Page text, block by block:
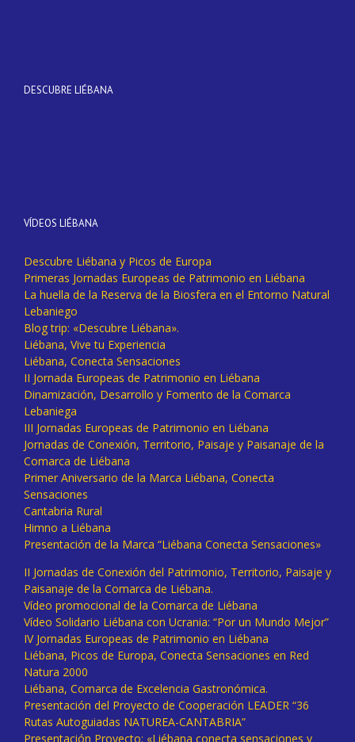
DESCUBRE LIÉBANA
VÍDEOS LIÉBANA
Descubre Liébana y Picos de Europa
Primeras Jornadas Europeas de Patrimonio en Liébana
La huella de la Reserva de la Biosfera en el Entorno Natural
Lebaniego
Blog trip: «Descubre Liébana».
Liébana, Vive tu Experiencia
Liébana, Conecta Sensaciones
II Jornada Europeas de Patrimonio en Liébana
Dinamización, Desarrollo y Fomento de la Comarca
Lebaniega
III Jornadas Europeas de Patrimonio en Liébana
Jornadas de Conexión, Territorio, Paisaje y Paisanaje de la
Comarca de Liébana
Primer Aniversario de la Marca Liébana, Conecta
Sensaciones
Cantabria Rural
Himno a Liébana
Presentación de la Marca “Liébana Conecta Sensaciones»
II Jornadas de Conexión del Patrimonio, Territorio, Paisaje y
Paisanaje de la Comarca de Liébana.
Vídeo promocional de la Comarca de Liébana
Vídeo Solidario Liébana con Ucrania: “Por un Mundo Mejor”
IV Jornadas Europeas de Patrimonio en Liébana
Liébana, Picos de Europa, Conecta Sensaciones en Red
Natura 2000
Liébana, Comarca de Excelencia Gastronómica.
Presentación del Proyecto de Cooperación LEADER “36
Rutas Autoguiadas NATUREA-CANTABRIA”
Presentación Proyecto: «Liébana conecta sensaciones y